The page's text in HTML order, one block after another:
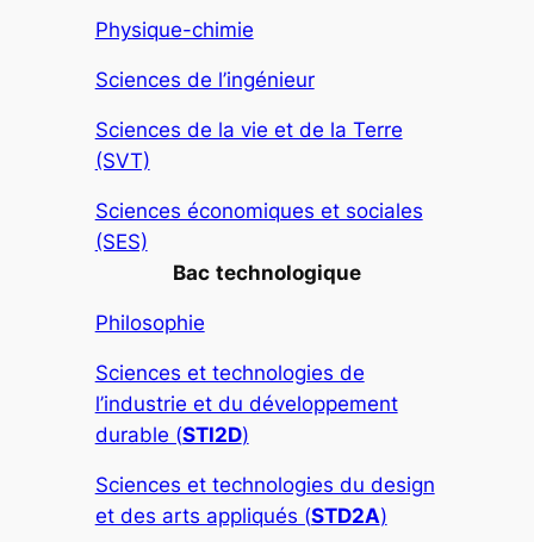
Physique-chimie
Sciences de l’ingénieur
Sciences de la vie et de la Terre
(SVT)
Sciences économiques et sociales
(SES)
Bac technologique
Philosophie
Sciences et technologies de
l’industrie et du développement
durable (STI2D)
Sciences et technologies du design
et des arts appliqués (STD2A)